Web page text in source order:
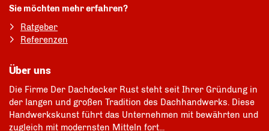
Sie möchten mehr erfahren?
Ratgeber
Referenzen
Über uns
Die Firme Der Dachdecker Rust steht seit Ihrer Gründung in
der langen und großen Tradition des Dachhandwerks. Diese
Handwerkskunst führt das Unternehmen mit bewährten und
zugleich mit modernsten Mitteln fort...